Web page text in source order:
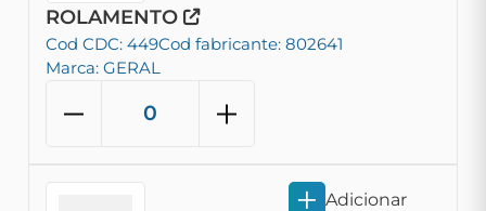
ROLAMENTO
Cod CDC: 449Cod fabricante: 802641
Marca: GERAL
Adicionar